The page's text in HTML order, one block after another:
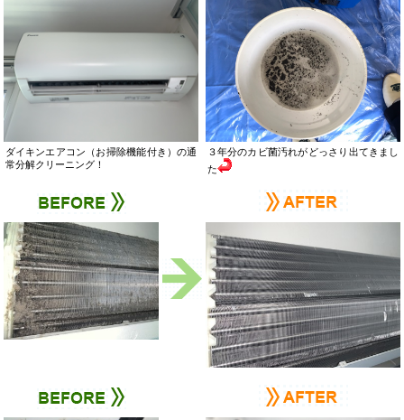
ダイキンエアコン（お掃除機能付き）の通
常分解クリーニング！
３年分のカビ菌汚れがどっさり出てきまし
た